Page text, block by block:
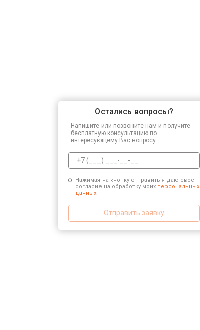
Остались вопросы?
Напишите или позвоните нам и получите
бесплатную консультацию по
интересующему Вас вопросу.
Нажимая на кнопку отправить я даю свое
согласие на обработку моих персональных
данных.
Отправить заявку